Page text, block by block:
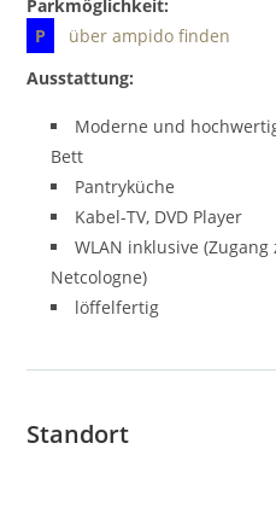
Parkmöglichkeit:
P
über ampido finden
Ausstattung:
Moderne und
Bett
Pantryküche
Kabel-TV, DVD Player
WLAN inklusive
Netcologne)
löffelfertig
Standort